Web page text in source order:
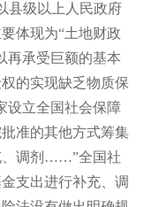
县级以上人民政府
体现为“土地财政
再承受巨额的基本
的实现缺乏物质保
设立全国社会保障
准的其他方式筹集
、调剂……”全国社
支出进行补充、调